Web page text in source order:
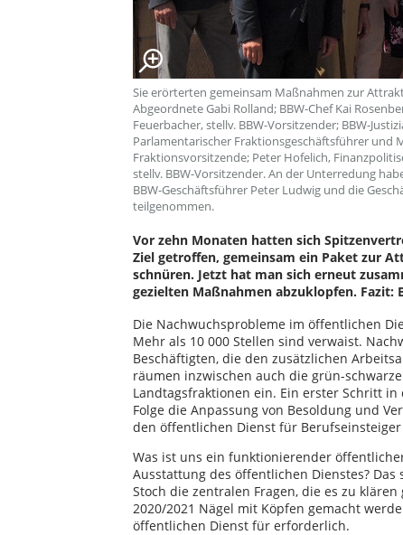
Sie erörterten gemeinsam Maßnahmen zur
Abgeordnete Gabi Rolland; BBW-Chef Kai
Feuerbacher, stellv. BBW-Vorsitzender; BBW-
Parlamentarischer Fraktionsgeschäftsführer und
Fraktionsvorsitzende; Peter Hofelich,
stellv. BBW-Vorsitzender. An der Unterredung
BBW-Geschäftsführer Peter Ludwig und die
teilgenommen.
Vor zehn Monaten hatten sich
Ziel getroffen, gemeinsam ein Paket zur
schnüren. Jetzt hat man sich erneut
gezielten Maßnahmen abzuklopfen. Fazit:
Die Nachwuchsprobleme im öffentlichen
Mehr als 10 000 Stellen sind verwaist.
Beschäftigten, die den zusätzlichen
räumen inzwischen auch die grün-
Landtagsfraktionen ein. Ein erster Schritt
Folge die Anpassung von Besoldung und
den öffentlichen Dienst für
Was ist uns ein funktionierender
Ausstattung des öffentlichen Dienstes? Das
Stoch die zentralen Fragen, die es zu
2020/2021 Nägel mit Köpfen gemacht
öffentlichen Dienst für erforderlich.